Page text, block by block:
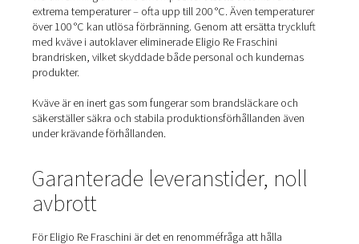
Ökad säkerhet vid autoklavering
Tillförlitliga leveranstider för kundprojekt
Lägre energiförbrukning och driftskostnader
kvävegenereringssystem som uppfyllde alla dessa mål
överträffade förväntningarna.
Förbättrad
med kvävgas